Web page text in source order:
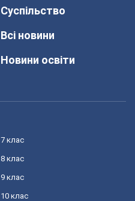
Суспільство
Всі новини
Новини освіти
7 клас
8 клас
9 клас
10 клас